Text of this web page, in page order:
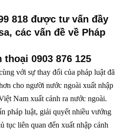
818 được tư vấn đầy
các vấn đề về Pháp
0903 876 125
với sự thay đổi của pháp luật đã
cho người nước ngoài xuất nhập
Nam xuất cảnh ra nước ngoài.
pháp luật, giải quyết nhiều vướng
tục liên quan đến xuất nhập cảnh